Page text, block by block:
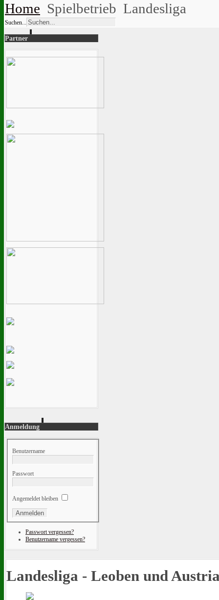
Home Spielbetrieb Landesliga
Suchen...
Partner
Anmeldung
Benutzername
Passwort
Angemeldet bleiben
Passwort vergessen?
Benutzername vergessen?
Landesliga - Leoben und